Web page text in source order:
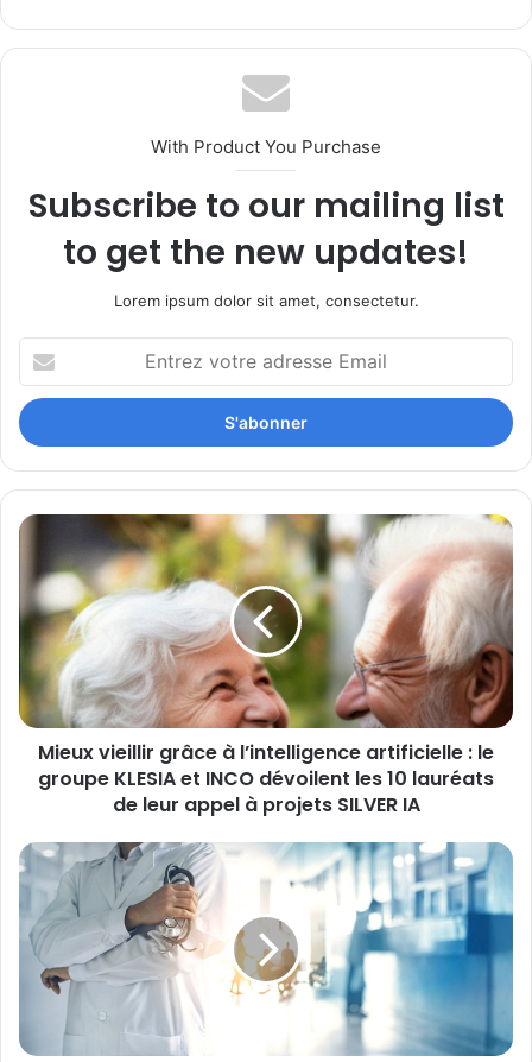
With Product You Purchase
Subscribe to our mailing list
to get the new updates!
Lorem ipsum dolor sit amet, consectetur.
votre
adresse
Email
Mieux
grâce
l’intelligence
artificielle
le
groupe
KLESIA
les
10
lauréats
de
leur
appel
projets
SILVER
Mieux vieillir grâce à l’intelligence artificielle : le
groupe KLESIA et INCO dévoilent les 10 lauréats
de leur appel à projets SILVER IA
Emploi
handicapé
fin
des
agréés
amène